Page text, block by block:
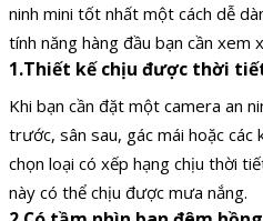
ninh mini tốt nhất một cách dễ
tính năng hàng đầu bạn cần xem
1.Thiết kế chịu được thời
Khi bạn cần đặt một camera an
trước, sân sau, gác mái hoặc các
chọn loại có xếp hạng chịu thời
này có thể chịu được mưa nắng.